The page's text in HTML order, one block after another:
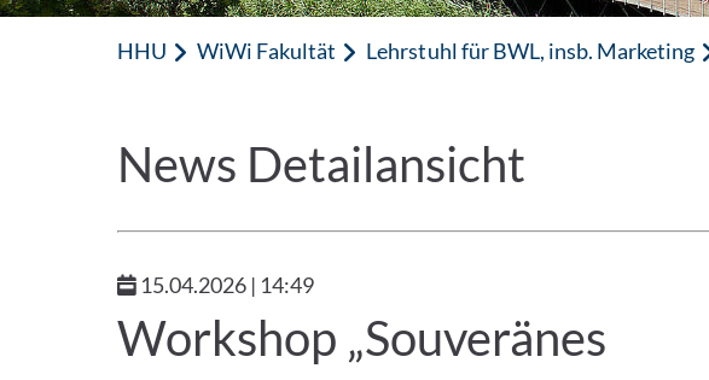
HHU WiWi Fakultät Lehrstuhl für BWL, insb. Marketing
News Detailansicht
15.04.2026 | 14:49
Workshop „Souveränes